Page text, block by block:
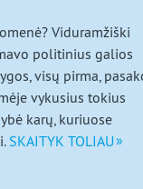
Viduramžiški
politinius galios
visų pirma,
vykusius tokius
karų, kuriuose
SKAITYK TOLIAU